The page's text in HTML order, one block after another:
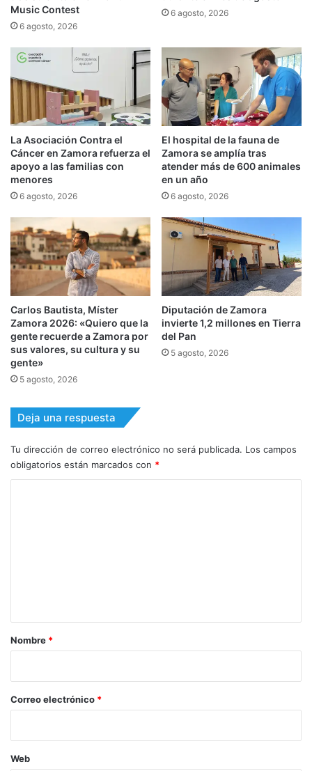
Music Contest
6 agosto, 2026
6 agosto, 2026
La Asociación Contra el
Cáncer en Zamora refuerza el
apoyo a las familias con
menores
6 agosto, 2026
El hospital de la fauna de
Zamora se amplía tras
atender más de 600 animales
en un año
6 agosto, 2026
Carlos Bautista, Míster
Zamora 2026: «Quiero que la
gente recuerde a Zamora por
sus valores, su cultura y su
gente»
5 agosto, 2026
Diputación de Zamora
invierte 1,2 millones en Tierra
del Pan
5 agosto, 2026
Deja una respuesta
Tu dirección de correo electrónico no será publicada. Los campos
obligatorios están marcados con *
r
*
Nombre *
Correo electrónico *
Web